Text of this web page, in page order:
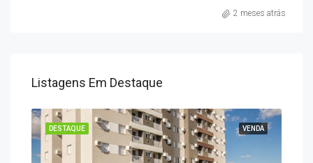
2 meses atrás
Listagens Em Destaque
VENDA
DESTAQUE